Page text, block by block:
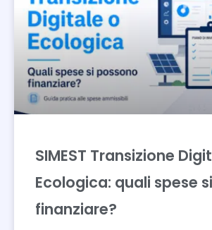
SIMEST Transizione
Ecologica: quali spese
finanziare?